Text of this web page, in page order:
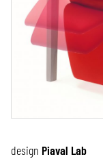
design Piaval Lab